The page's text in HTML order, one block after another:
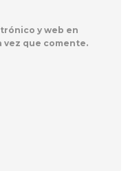
y web en
vez que comente.